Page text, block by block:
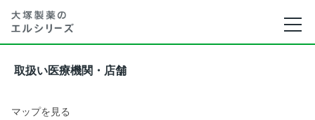
取扱い医療機関・店舗
マップを見る